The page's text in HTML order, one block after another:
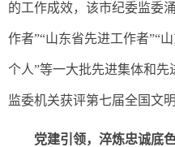
的工作成效，该市纪委监委
作者”“山东省先进工作者”“
个人”等一大批先进集体和先
监委机关获评第七届全国文明
党建引领，淬炼忠诚底